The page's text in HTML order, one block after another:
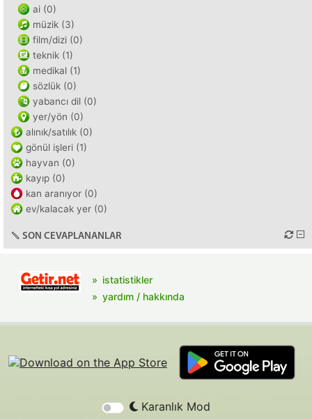
ai (0)
müzik (3)
film/dizi (0)
teknik (1)
medikal (1)
sözlük (0)
yabancı dil (0)
yer/yön (0)
alınık/satılık (0)
gönül işleri (1)
hayvan (0)
kayıp (0)
kan aranıyor (0)
ev/kalacak yer (0)
SON CEVAPLANANLAR
istatistikler
yardım / hakkında
Karanlık Mod